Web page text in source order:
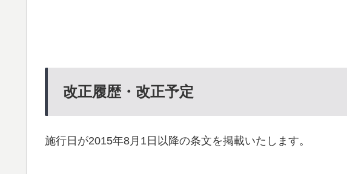
改正履歴・改正予定
施行日が2015年8月1日以降の条文を掲載いたします。